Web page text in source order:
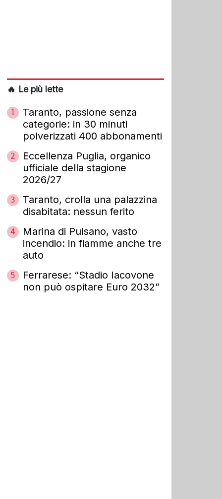
🔥 Le più lette
1
Taranto, passione senza
categorie: in 30 minuti
polverizzati 400 abbonamenti
2
Eccellenza Puglia, organico
ufficiale della stagione
2026/27
3
Taranto, crolla una palazzina
disabitata: nessun ferito
4
Marina di Pulsano, vasto
incendio: in fiamme anche tre
auto
5
Ferrarese: “Stadio Iacovone
non può ospitare Euro 2032”